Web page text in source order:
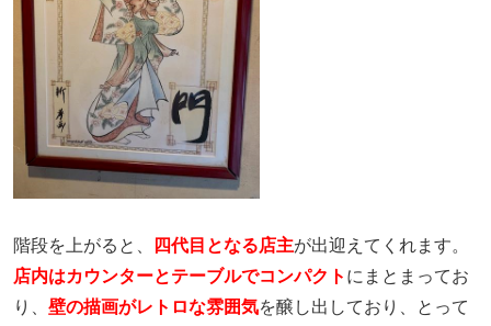
階段を上がると、 四代目となる店主が出迎えてくれます。
店内はカウンターとテーブルでコンパクト にまとまってお
り、 壁の描画がレトロな雰囲気を醸し出しており、とって